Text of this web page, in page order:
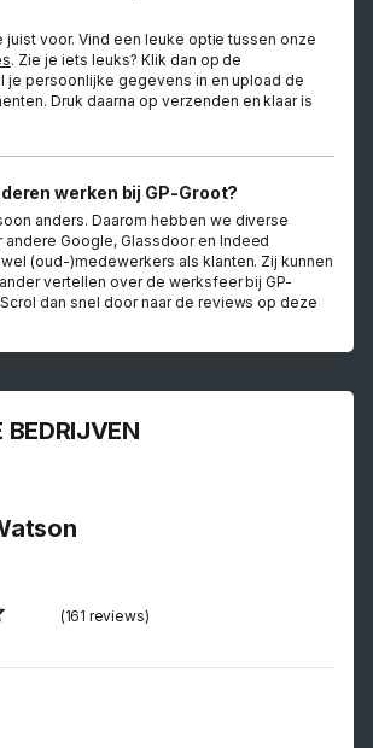
juist voor. Vind een leuke optie tussen onze
. Zie je iets leuks? Klik dan op de
je persoonlijke gegevens in en upload de
Druk daarna op verzenden en klaar is
werken bij GP-Groot?
anders. Daarom hebben we diverse
Google, Glassdoor en Indeed
(oud-)medewerkers als klanten. Zij kunnen
vertellen over de werksfeer bij GP-
dan snel door naar de reviews op deze
BEDRIJVEN
(161 reviews)